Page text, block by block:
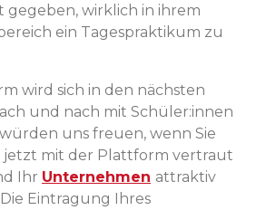
gegeben, wirklich in ihrem
ein Tagespraktikum zu
wird sich in den nächsten
und nach mit Schüler:innen
uns freuen, wenn Sie
jetzt mit der Plattform vertraut
Ihr Unternehmen attraktiv
Eintragung Ihres